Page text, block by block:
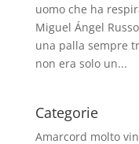
uomo che ha
Miguel Ángel
una palla sempre
non era solo un...
Categorie
Amarcord molto